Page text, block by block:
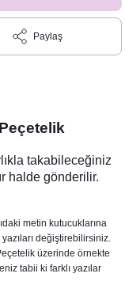
Paylaş
takabileceğiniz
halde gönderilir.
metin kutucuklarına
değiştirebilirsiniz.
üzerinde örnekte
tabii ki farklı yazılar